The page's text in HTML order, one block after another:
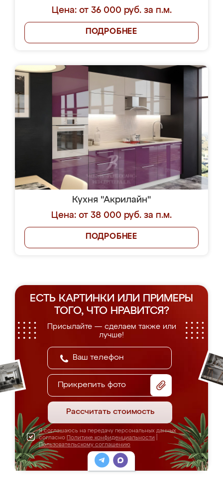
Цена: от 36 000 руб. за п.м.
ПОДРОБНЕЕ
Кухня "Акрилайн"
Цена: от 38 000 руб. за п.м.
ПОДРОБНЕЕ
ЕСТЬ КАРТИНКИ ИЛИ ПРИМЕРЫ
ТОГО, ЧТО НРАВИТСЯ?
Присылайте — сделаем также или
лучше!
Прикрепить фото
Рассчитать стоимость
Я соглашаюсь на передачу персональных данных
согласно Политике конфиденциальности
Пользовательскому соглашению